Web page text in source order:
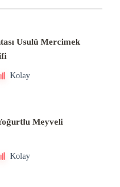
Usulü Mercimek
Kolay
Meyveli
Kolay